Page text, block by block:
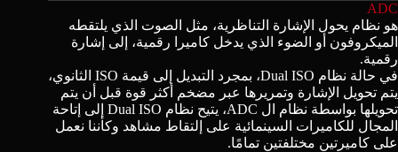
ADC
هو نظام يحول الإشارة التناظرية، مثل الصوت الذي يلتقطه
الميكروفون أو الضوء الذي يدخل كاميرا رقمية، إلى إشارة
رقمية.
في حالة نظام Dual ISO، بمجرد التبديل إلى قيمة ISO الثانوي،
يتم تحويل الإشارة وتمريرها عبر مضخم أكثر قوة قبل أن يتم
تحويلها بواسطة نظام ال ADC، يتيح نظام Dual ISO إلى إتاحة
المجال للكاميرات السينمائية على إلتقاط مشاهد وكأننا نعمل
على كاميرتين مختلفتين تمامًا.